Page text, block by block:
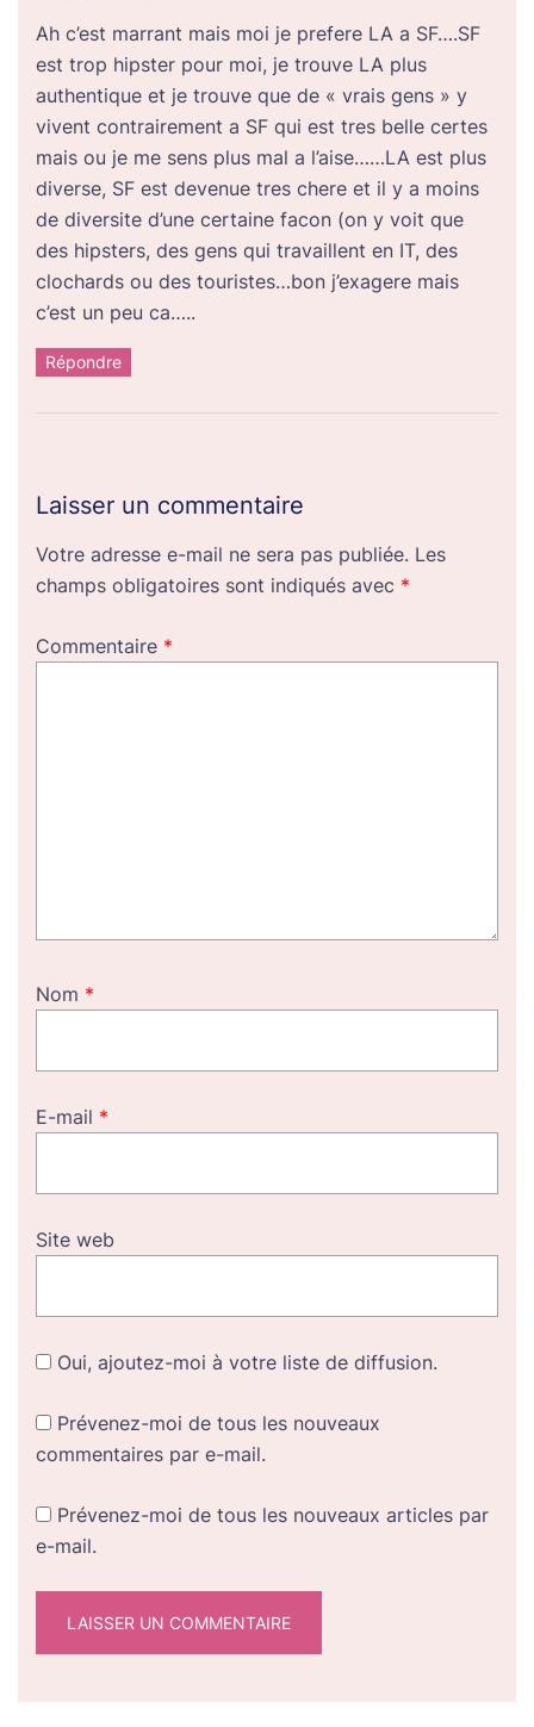
Ah c’est marrant mais moi je prefere LA a SF….SF
est trop hipster pour moi, je trouve LA plus
authentique et je trouve que de « vrais gens » y
vivent contrairement a SF qui est tres belle certes
mais ou je me sens plus mal a l’aise……LA est plus
diverse, SF est devenue tres chere et il y a moins
de diversite d’une certaine facon (on y voit que
des hipsters, des gens qui travaillent en IT, des
clochards ou des touristes…bon j’exagere mais
c’est un peu ca…..
Répondre
Laisser un commentaire
Votre adresse e-mail ne sera pas publiée. Les
champs obligatoires sont indiqués avec *
Commentaire *
Nom *
E-mail *
Site web
Oui, ajoutez-moi à votre liste de diffusion.
Prévenez-moi de tous les nouveaux
commentaires par e-mail.
Prévenez-moi de tous les nouveaux articles par
e-mail.